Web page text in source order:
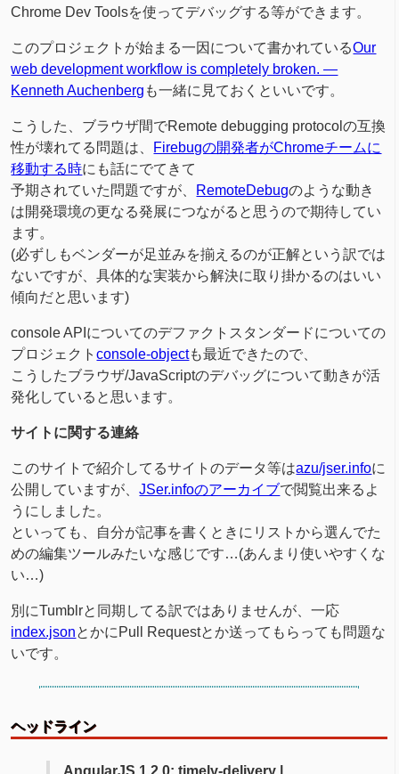
Chrome Dev Toolsを使ってデバッグする等ができます。
このプロジェクトが始まる一因について書かれているOur
web development workflow is completely broken. —
Kenneth Auchenberg も一緒に見ておくといいです。
こうした、ブラウザ間でRemote debugging protocolの互換
性が壊れてる問題は、 Firebugの開発者がChromeチームに
移動する時にも話にでてきて
予期されていた問題ですが、 RemoteDebugのような動き
は開発環境の更なる発展につながると思うので期待してい
ます。
(必ずしもベンダーが足並みを揃えるのが正解という訳では
ないですが、具体的な実装から解決に取り掛かるのはいい
傾向だと思います)
console APIについてのデファクトスタンダードについての
プロジェクトconsole-objectも最近できたので、
こうしたブラウザ/JavaScriptのデバッグについて動きが活
発化していると思います。
サイトに関する連絡
このサイトで紹介してるサイトのデータ等はazu/jser.infoに
公開していますが、JSer.infoのアーカイブで閲覧出来るよ
うにしました。
といっても、自分が記事を書くときにリストから選んでた
めの編集ツールみたいな感じです…(あんまり使いやすくな
い…)
別にTumblrと同期してる訳ではありませんが、一応
index.jsonとかにPull Requestとか送ってもらっても問題な
いです。
ヘッドライン